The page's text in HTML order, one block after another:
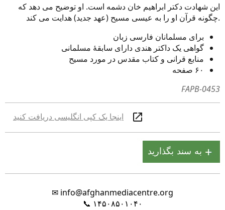
این شهادت دکتر ابراهیم خان دشمه است. او توضیح می دهد که
چگونه قرآن او را به عیسی مسیح (عهد جدید) هدایت می کند.
برای مسلمانان فارسی زبان
گواهی یک داکتر هندی دارای سابقۀ مسلمانی
منابع قرانی و کتاب مقدس در مورد مسیح
۶۰ صفحه
FAPB-0453
اینجا یک کپی انگلیسی دریافت کنید
✉ info@afghanmediacentre.org
📞 ۱۴۵۰۸۵۰۱۰۴۰